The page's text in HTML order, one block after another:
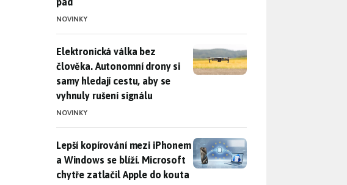
NOVINKY
Elektronická válka bez člověka. Autonomní drony si samy hledají
Elektronická válka bez
člověka. Autonomní drony si
samy hledají cestu, aby se
vyhnuly rušení signálu
NOVINKY
Lepší kopírování mezi iPhonem a Windows se blíží. Microsoft
Lepší kopírování mezi iPhonem
a Windows se blíží. Microsoft
chytře zatlačil Apple do kouta